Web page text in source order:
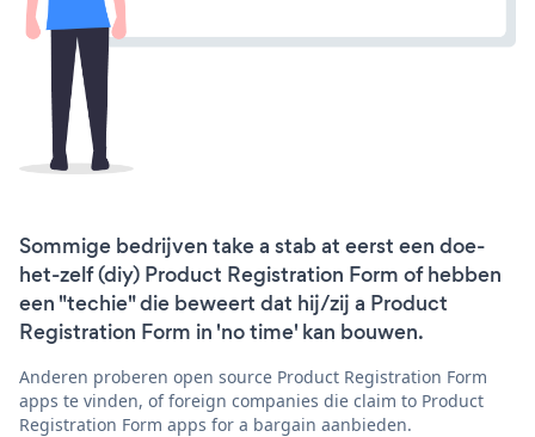
Sommige bedrijven take a stab at eerst een doe-
het-zelf (diy) Product Registration Form of hebben
een "techie" die beweert dat hij/zij a Product
Registration Form in 'no time' kan bouwen.
Anderen proberen open source Product Registration Form
apps te vinden, of foreign companies die claim to Product
Registration Form apps for a bargain aanbieden.